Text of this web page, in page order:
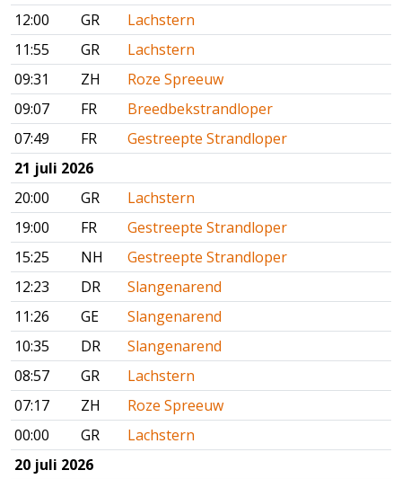
12:00
GR
Lachstern
11:55
GR
Lachstern
09:31
ZH
Roze Spreeuw
09:07
FR
Breedbekstrandloper
07:49
FR
Gestreepte Strandloper
21 juli 2026
20:00
GR
Lachstern
19:00
FR
Gestreepte Strandloper
15:25
NH
Gestreepte Strandloper
12:23
DR
Slangenarend
11:26
GE
Slangenarend
10:35
DR
Slangenarend
08:57
GR
Lachstern
07:17
ZH
Roze Spreeuw
00:00
GR
Lachstern
20 juli 2026